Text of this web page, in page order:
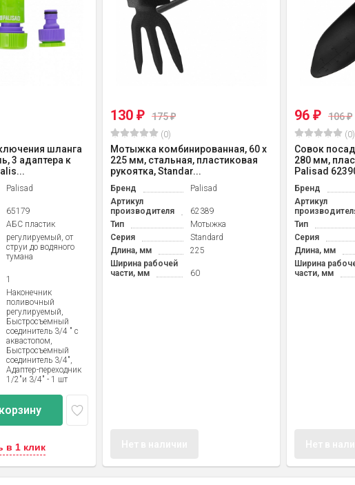
шланга
3 адаптера к
Palisad
65179
АБС пластик
регулируемый, от
струи до водяного
тумана
1
Наконечник
поливочный
регулируемый,
Быстросъемный
соединитель 3/4 " с
аквастопом,
Быстросъемный
соединитель 3/4",
Адаптер-переходник
1/2"и 3/4" - 1 шт
в 1 клик
130 ₽ 175₽
(0)
Мотыжка комбинированная, 60 х
225 мм, стальная, пластиковая
рукоятка, Standar...
Бренд
Palisad
Артикул
производителя
62389
Тип
Мотыжка
Серия
Standard
Длина, мм
225
Ширина рабочей
части, мм
60
96 ₽ 106₽
(0)
Совок
280 мм,
Palisad
Бренд
Артикул
Тип
Серия
Длина, мм
Ширина
части, мм